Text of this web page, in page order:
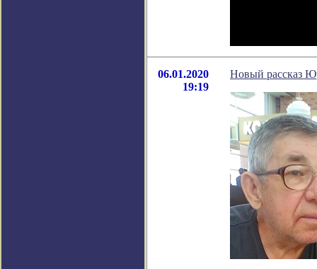
06.01.2020
19:19
Новый рассказ